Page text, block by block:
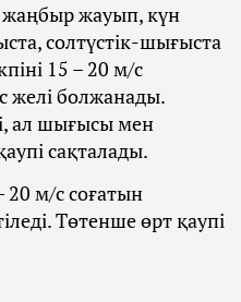
жаңбыр жауып, күн
солтүстік-шығыста
15 – 20 м/с
желі болжанады.
ал шығысы мен
сақталады.
20 м/с соғатын
Төтенше өрт қаупі